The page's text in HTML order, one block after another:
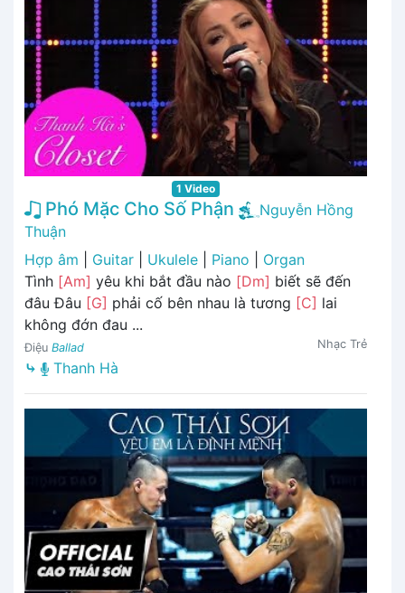
1 Video
Phó Mặc Cho Số Phận
Nguyễn Hồng
Thuận
Hợp âm
Guitar Ukulele Piano
Organ
Tình [Am] yêu khi bắt đầu nào [Dm] biết sẽ đến
đâu Đâu [G] phải cố bên nhau là tương [C] lai
không đớn đau ...
Điệu Ballad Nhạc Trẻ
⤷ Thanh Hà